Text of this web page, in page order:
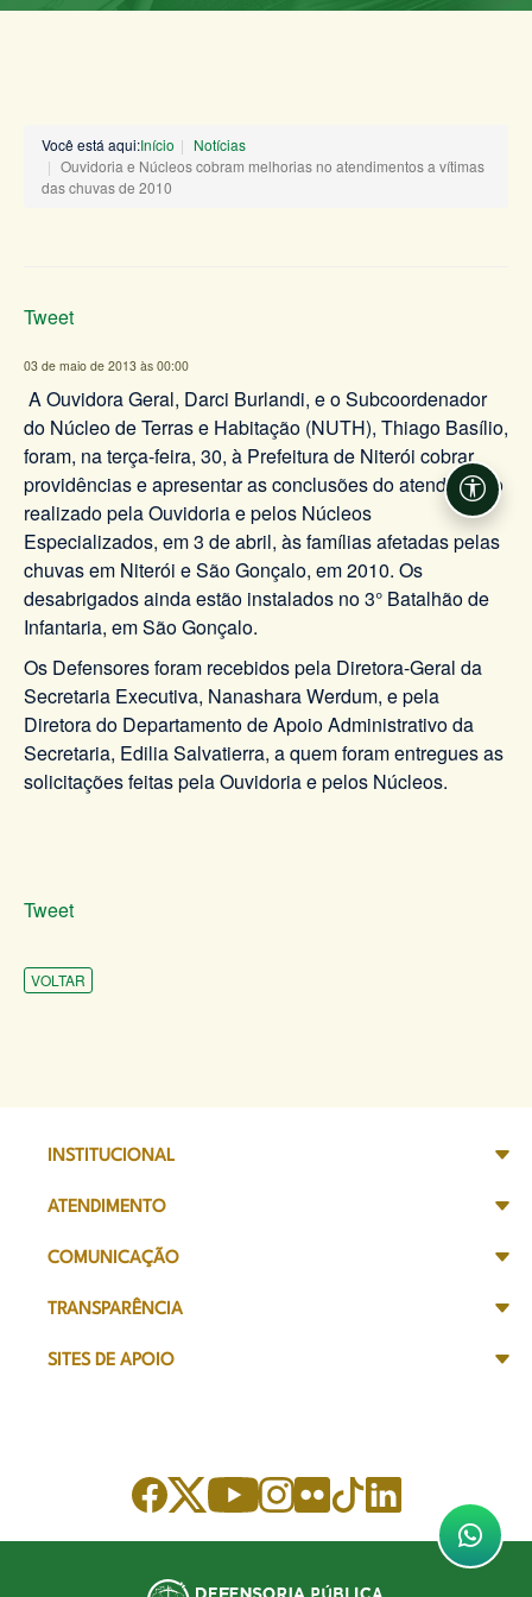
Você está aqui:Início
Notícias
Ouvidoria e Núcleos cobram melhorias no atendimentos a vítimas
das chuvas de 2010
Tweet
03 de maio de 2013 às 00:00
A Ouvidora Geral, Darci Burlandi, e o Subcoordenador
do Núcleo de Terras e Habitação (NUTH), Thiago Basílio,
foram, na terça-feira, 30, à Prefeitura de Niterói cobrar
providências e apresentar as conclusões do atendimento
realizado pela Ouvidoria e pelos Núcleos
Especializados, em 3 de abril, às famílias afetadas pelas
chuvas em Niterói e São Gonçalo, em 2010. Os
desabrigados ainda estão instalados no 3° Batalhão de
Infantaria, em São Gonçalo.
Os Defensores foram recebidos pela Diretora-Geral da
Secretaria Executiva, Nanashara Werdum, e pela
Diretora do Departamento de Apoio Administrativo da
Secretaria, Edilia Salvatierra, a quem foram entregues as
solicitações feitas pela Ouvidoria e pelos Núcleos.
Tweet
VOLTAR
INSTITUCIONAL
ATENDIMENTO
COMUNICAÇÃO
TRANSPARÊNCIA
SITES DE APOIO